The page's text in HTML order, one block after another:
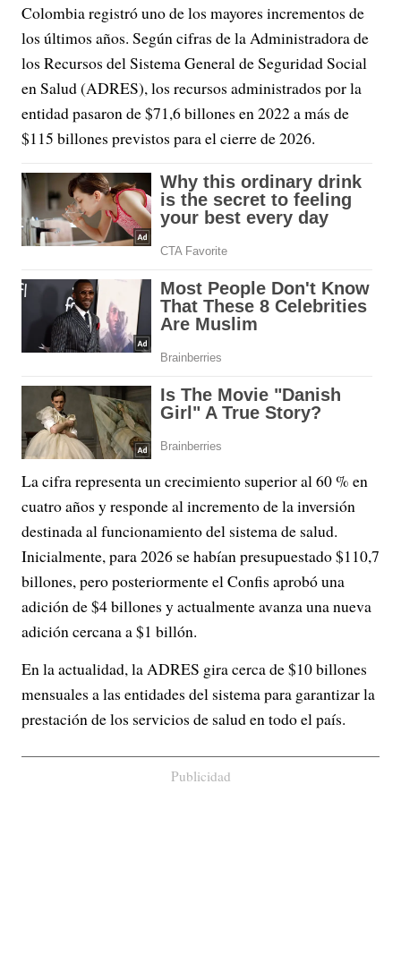
Colombia registró uno de los mayores incrementos de
los últimos años. Según cifras de la Administradora de
los Recursos del Sistema General de Seguridad Social
en Salud (ADRES), los recursos administrados por la
entidad pasaron de $71,6 billones en 2022 a más de
$115 billones previstos para el cierre de 2026.
La cifra representa un crecimiento superior al 60 % en
cuatro años y responde al incremento de la inversión
destinada al funcionamiento del sistema de salud.
Inicialmente, para 2026 se habían presupuestado $110,7
billones, pero posteriormente el Confis aprobó una
adición de $4 billones y actualmente avanza una nueva
adición cercana a $1 billón.
En la actualidad, la ADRES gira cerca de $10 billones
mensuales a las entidades del sistema para garantizar la
prestación de los servicios de salud en todo el país.
Publicidad